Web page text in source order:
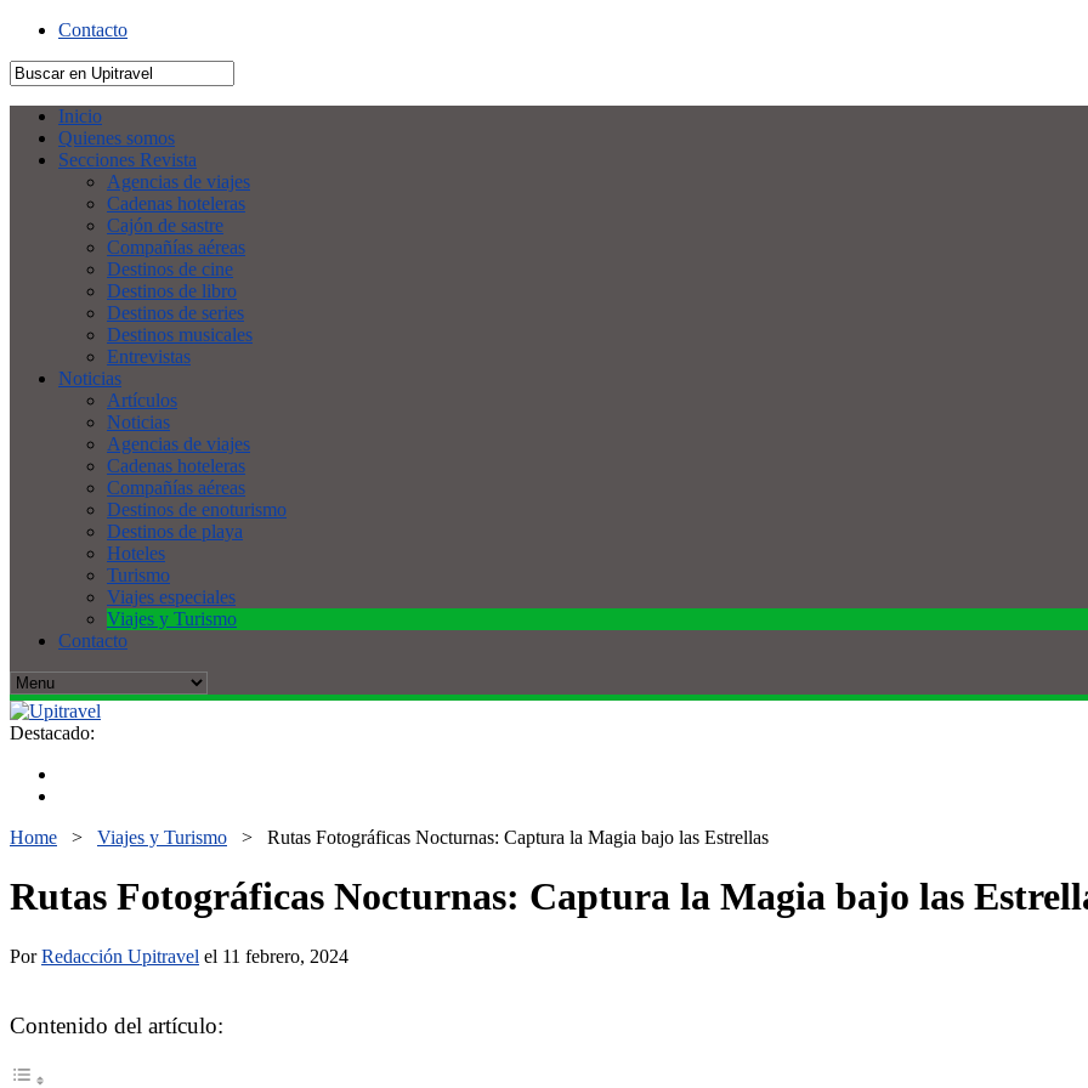
Contacto
Inicio
Quienes somos
Secciones Revista
Agencias de viajes
Cadenas hoteleras
Cajón de sastre
Compañías aéreas
Destinos de cine
Destinos de libro
Destinos de series
Destinos musicales
Entrevistas
Noticias
Artículos
Noticias
Agencias de viajes
Cadenas hoteleras
Compañías aéreas
Destinos de enoturismo
Destinos de playa
Hoteles
Turismo
Viajes especiales
Viajes y Turismo
Contacto
Destacado:
Home > Viajes y Turismo > Rutas Fotográficas Nocturnas: Captura la Magia bajo las Estrellas
Rutas Fotográficas Nocturnas: Captura la Magia bajo las
PorRedacción Upitravel el 11 febrero, 2024
Contenido del artículo: